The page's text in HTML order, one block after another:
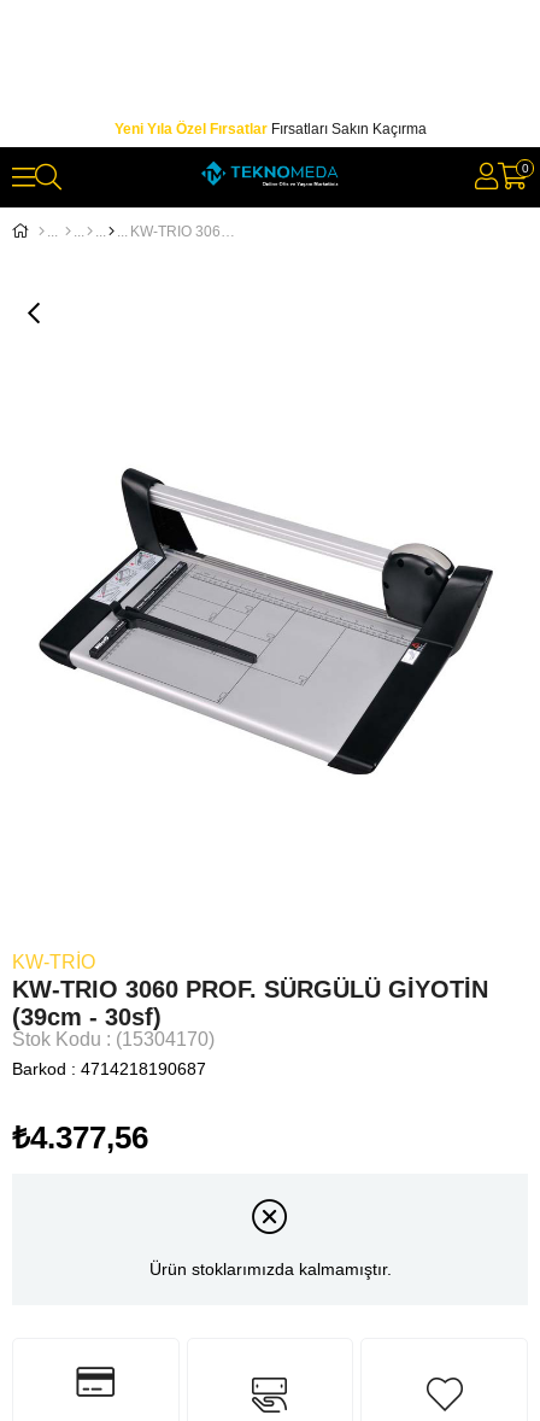
Yeni Yıla Özel FırsatlarFırsatları Sakın Kaçırma
0
KW-TRIO 3060 PROF. SÜRGÜLÜ GİYOTİN (39cm - 30sf)
KW-TRIO
KW-TRIO 3060 PROF. SÜRGÜLÜ GİYOTİN
(39cm - 30sf)
Stok Kodu (15304170)
Barkod : 4714218190687
₺4.377,56
Ürün stoklarımızda kalmamıştır.